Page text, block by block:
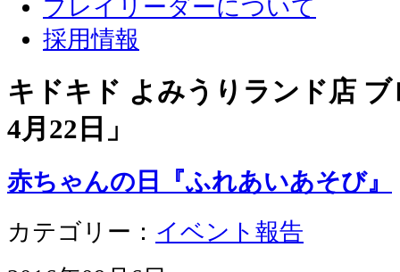
プレイリーダーについて
採用情報
キドキド よみうりランド店
4月22日 」
赤ちゃんの日『ふれあいあそび』
カテゴリー： イベント報告